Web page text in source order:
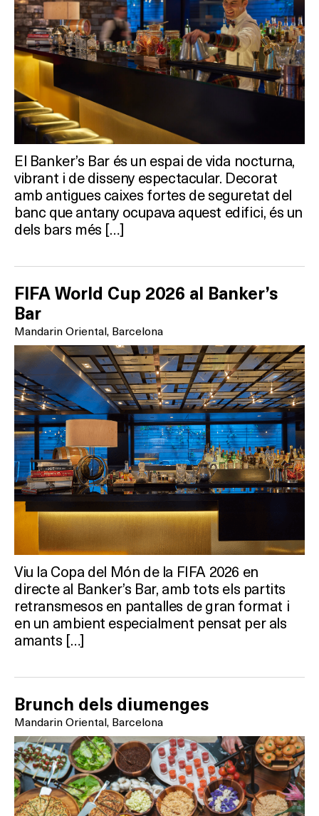
El Banker’s Bar és un espai de vida nocturna,
vibrant i de disseny espectacular. Decorat
amb antigues caixes fortes de seguretat del
banc que antany ocupava aquest edifici, és un
dels bars més […]
FIFA World Cup 2026 al Banker’s
Bar
Mandarin Oriental, Barcelona
Viu la Copa del Món de la FIFA 2026 en
directe al Banker’s Bar, amb tots els partits
retransmesos en pantalles de gran format i
en un ambient especialment pensat per als
amants […]
Brunch dels diumenges
Mandarin Oriental, Barcelona